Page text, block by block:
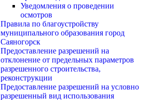
Уведомления о проведении
осмотров
Правила по благоустройству
муниципального образования город
Саяногорск
Предоставление разрешений на
отклонение от предельных параметров
разрешенного строительства,
реконструкции
Предоставление разрешений на условно
разрешенный вид использования